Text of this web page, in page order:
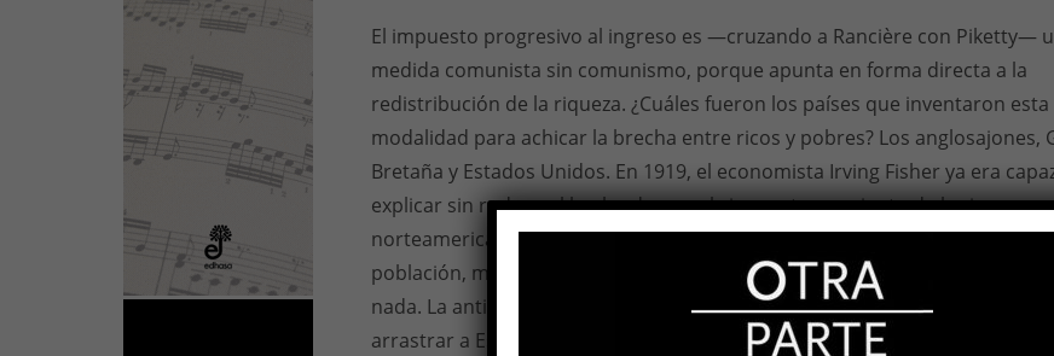
El impuesto progresivo al ingreso es —cruzando a Rancière con Piketty—
medida comunista sin comunismo, porque apunta en forma directa a la
redistribución de la riqueza. ¿Cuáles fueron los países que inventaron esta
modalidad para achicar la brecha entre ricos y pobres? Los anglosajones,
Bretaña y Estados Unidos. En 1919, el economista Irving Fisher ya era
explicar sin rodeos el hecho de que el cincuenta por ciento de la riqueza
norteamericana estuviera en manos del dos por ciento del total de la
población, mientras que dos tercios de la población no poseían
nada. La antidemocrática distribución de la riqueza —pensaba Fisher—
arrastrar a Estados Unidos al desastre en que se había convertido la vieja